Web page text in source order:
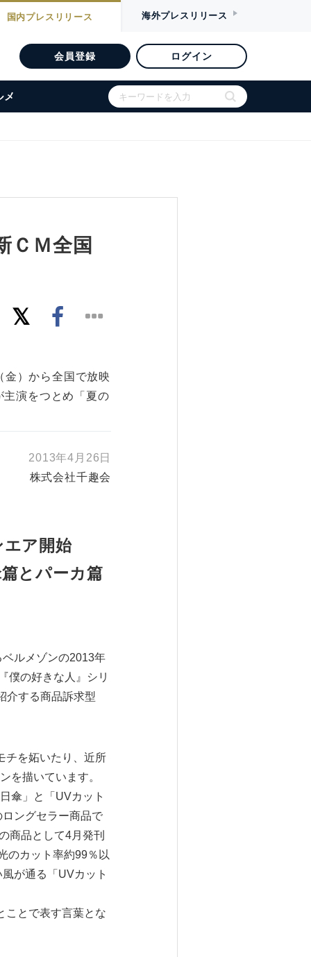
国内プレスリリース 海外プレスリリース
会員登録 ログイン
メ
ＣＭ全国
）から全国で放映
主演をつとめ「夏の
2013年4月26日
株式会社千趣会
エア開始
とパーカ篇
ルメゾンの2013年
僕の好きな人』シリ
介する商品訴求型
チを妬いたり、近所
を描いています。
傘」と「UVカット
ングセラー商品で
商品として4月発刊
のカット率約99％以
が通る「UVカット
ことで表す言葉とな